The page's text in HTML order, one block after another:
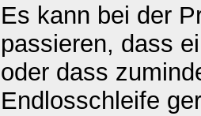
Es kann bei der
passieren, dass
oder dass
Endlosschleife